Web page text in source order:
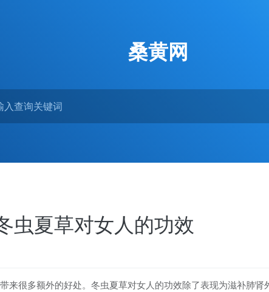
桑黄网
虫夏草对女人的功效
来很多额外的好处。冬虫夏草对女人的功效除了表现为滋补肺